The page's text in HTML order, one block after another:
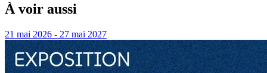
À voir aussi
21 mai 2026 - 27 mai 2027